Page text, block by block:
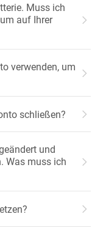
Muss ich
auf Ihrer
verwenden, um
schließen?
und
Was muss ich